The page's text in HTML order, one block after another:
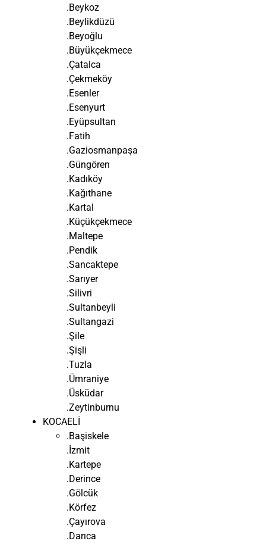
.Beykoz
.Beylikdüzü
.Beyoğlu
.Büyükçekmece
.Çatalca
.Çekmeköy
.Esenler
.Esenyurt
.Eyüpsultan
.Fatih
.Gaziosmanpaşa
.Güngören
.Kadıköy
.Kağıthane
.Kartal
.Küçükçekmece
.Maltepe
.Pendik
.Sancaktepe
.Sarıyer
.Silivri
.Sultanbeyli
.Sultangazi
.Şile
.Şişli
.Tuzla
.Ümraniye
.Üsküdar
.Zeytinburnu
KOCAELİ
.Başiskele
.İzmit
.Kartepe
.Derince
.Gölcük
.Körfez
.Çayırova
.Darıca